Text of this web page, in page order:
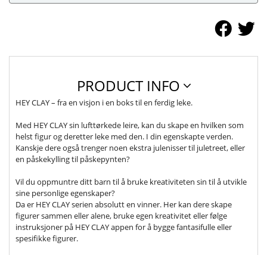
PRODUCT INFO
HEY CLAY – fra en visjon i en boks til en ferdig leke.
Med HEY CLAY sin lufttørkede leire, kan du skape en hvilken som
helst figur og deretter leke med den. I din egenskapte verden.
Kanskje dere også trenger noen ekstra julenisser til juletreet, eller
en påskekylling til påskepynten?
Vil du oppmuntre ditt barn til å bruke kreativiteten sin til å utvikle
sine personlige egenskaper?
Da er HEY CLAY serien absolutt en vinner. Her kan dere skape
figurer sammen eller alene, bruke egen kreativitet eller følge
instruksjoner på HEY CLAY appen for å bygge fantasifulle eller
spesifikke figurer.